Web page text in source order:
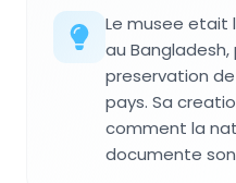
Le musee etait
au Bangladesh,
preservation
pays. Sa
comment la
documente